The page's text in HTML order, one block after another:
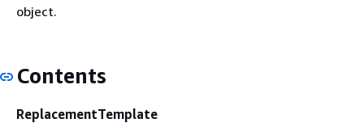
object.
Contents
ReplacementTemplate